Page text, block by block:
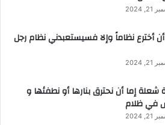
2024
أخترع نظاماً وإلا فسيستعبدني نظام رجل
2024
شعلة إما أن نحترق بنارها أو نطفئها و
في ظلام
2024